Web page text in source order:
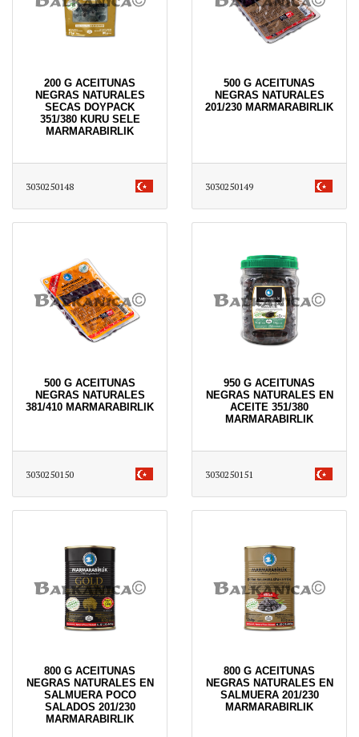
200 G ACEITUNAS
NEGRAS NATURALES
SECAS DOYPACK
351/380 KURU SELE
MARMARABIRLIK
3030250148
500 G ACEITUNAS
NEGRAS NATURALES
201/230 MARMARABIRLIK
3030250149
500 G ACEITUNAS
NEGRAS NATURALES
381/410 MARMARABIRLIK
3030250150
950 G ACEITUNAS
NEGRAS NATURALES EN
ACEITE 351/380
MARMARABIRLIK
3030250151
800 G ACEITUNAS
NEGRAS NATURALES EN
SALMUERA POCO
SALADOS 201/230
MARMARABIRLIK
800 G ACEITUNAS
NEGRAS NATURALES EN
SALMUERA 201/230
MARMARABIRLIK